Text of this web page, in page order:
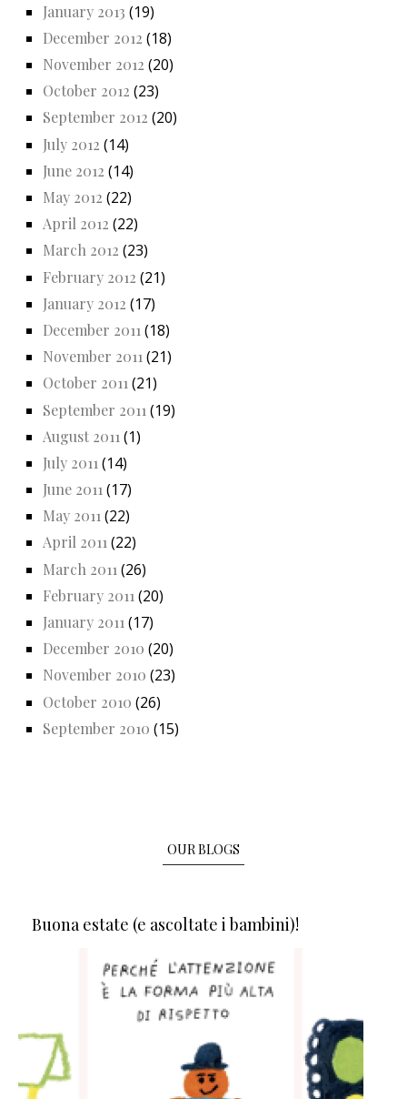
January 2013 (19)
December 2012 (18)
November 2012 (20)
October 2012 (23)
September 2012 (20)
July 2012 (14)
June 2012 (14)
May 2012 (22)
April 2012 (22)
March 2012 (23)
February 2012 (21)
January 2012 (17)
December 2011 (18)
November 2011 (21)
October 2011(21)
September 2011 (19)
August 2011 (1)
July 2011 (14)
June 2011 (17)
May 2011(22)
April 2011(22)
March 2011 (26)
February 2011 (20)
January 2011 (17)
December 2010 (20)
November 2010 (23)
October 2010 (26)
September 2010 (15)
OUR BLOGS
Buona estate (e ascoltate i bambini)!